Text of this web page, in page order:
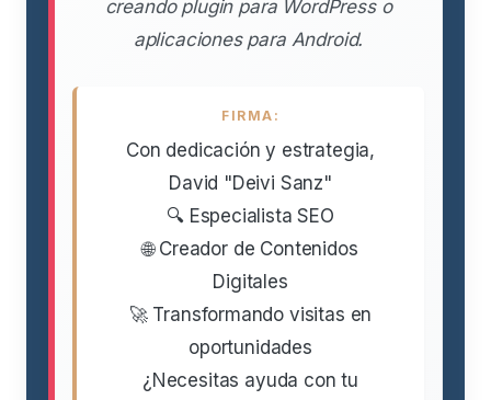
creando plugin para WordPress o
aplicaciones para Android.
FIRMA:
Con dedicación y estrategia,
David "Deivi Sanz"
🔍 Especialista SEO
🌐 Creador de Contenidos
Digitales
🚀 Transformando visitas en
oportunidades
¿Necesitas ayuda con tu